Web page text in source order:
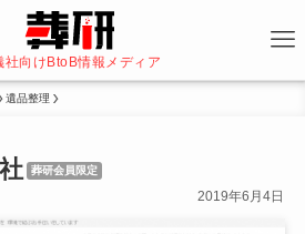
社向けBtoB情報メディア
遺品整理
葬研会員限定
2019年6月4日